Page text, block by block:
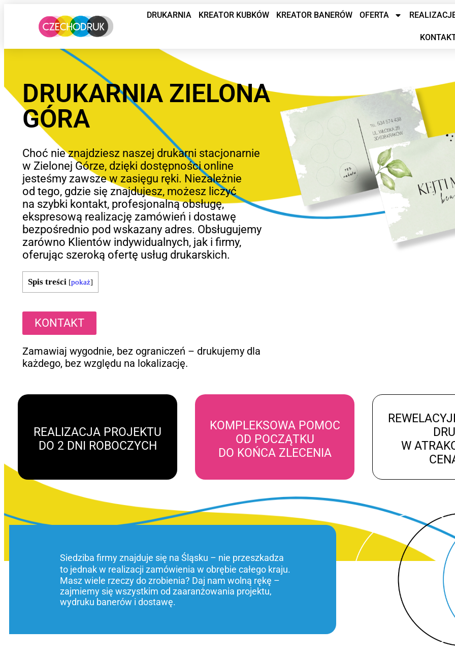
DRUKARNIA KREATOR KUBKÓW KREATOR BANERÓW OFERTA
DRUKARNIA ZIELONA
GÓRA
Choć nie znajdziesz naszej drukarni stacjonarnie
w Zielonej Górze, dzięki dostępności online
jesteśmy zawsze w zasięgu ręki. Niezależnie
od tego, gdzie się znajdujesz, możesz liczyć
na szybki kontakt, profesjonalną obsługę,
ekspresową realizację zamówień i dostawę
bezpośrednio pod wskazany adres. Obsługujemy
zarówno Klientów indywidualnych, jak i firmy,
oferując szeroką ofertę usług drukarskich.
Spis treści [pokaż]
KONTAKT
Zamawiaj wygodnie, bez ograniczeń – drukujemy dla
każdego, bez względu na lokalizację.
REALIZACJA PROJEKTU
DO 2 DNI ROBOCZYCH
KOMPLEKSOWA POMOC
OD POCZĄTKU
DO KOŃCA ZLECENIA
W
Siedziba firmy znajduje się na Śląsku – nie przeszkadza
to jednak w realizacji zamówienia w obrębie całego kraju.
Masz wiele rzeczy do zrobienia? Daj nam wolną rękę –
zajmiemy się wszystkim od zaaranżowania projektu,
wydruku banerów i dostawę.